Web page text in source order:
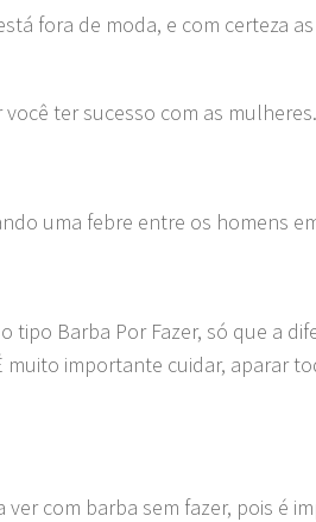
fora de moda, e com certeza
ter sucesso com as mulheres.
uma febre entre os homens
Barba Por Fazer, só que a
importante cuidar, aparar
com barba sem fazer, pois é